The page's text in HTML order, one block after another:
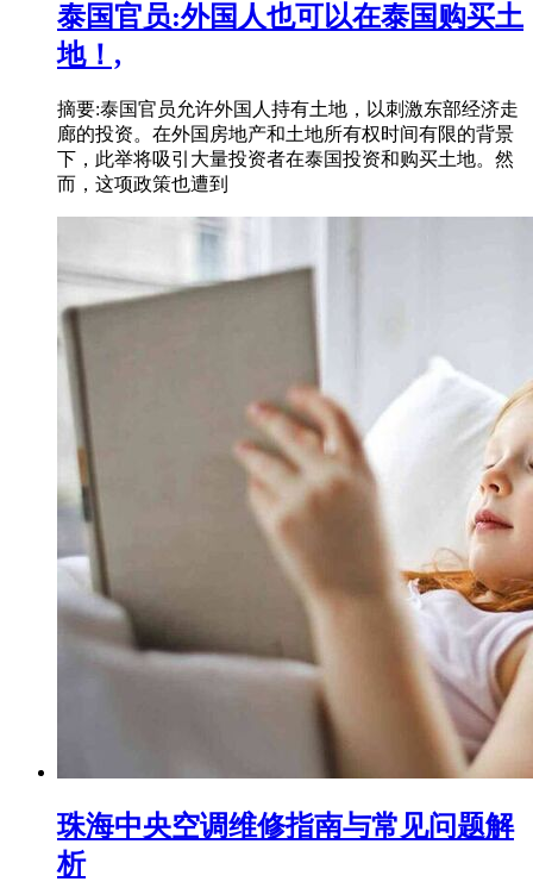
泰国官员:外国人也可以在泰国购买土
地！,
摘要:泰国官员允许外国人持有土地，以刺激东部经济走
廊的投资。在外国房地产和土地所有权时间有限的背景
下，此举将吸引大量投资者在泰国投资和购买土地。然
而，这项政策也遭到
珠海中央空调维修指南与常见问题解
析